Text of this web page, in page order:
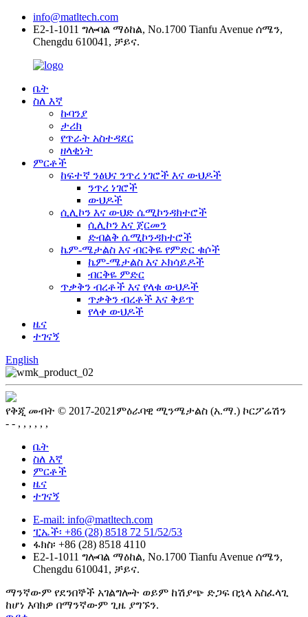
info@matltech.com
E2-1-1011 ግሎባል ማዕከል, No.1700 Tianfu Avenue ሰሜን,
Chengdu 610041, ቻይና.
ቤት
ስለ እኛ
ኩባንያ
ታሪክ
የጥራት አስተዳደር
ዘላቂነት
ምርቶች
ከፍተኛ ንፅህና ንጥረ ነገሮች እና ውህዶች
ንጥረ ነገሮች
ውህዶች
ሲሊኮን እና ውህድ ሴሚኮንዳክተሮች
ሲሊኮን እና ጀርመን
ድብልቅ ሴሚኮንዳክተሮች
ኬም-ሜታልስ እና ብርቅዬ የምድር ቁሶች
ኬም-ሜታልስ እና ኦክሳይዶች
ብርቅዬ ምድር
ጥቃቅን ብረቶች እና የላቁ ውህዶች
ጥቃቅን ብረቶች እና ቅይጥ
የላቀ ውህዶች
ዜና
ተገናኝ
English
የቅጂ መብት © 2017-2021ምዕራባዊ ሚንሜታልስ (አ.ማ.) ኮርፖሬሽን
- - , , , , , ,
ቤት
ስለ እኛ
ምርቶች
ዜና
ተገናኝ
E-mail: info@matltech.com
ፒኤች፡ +86 (28) 8518 72 51/52/53
ፋክስ፡ +86 (28) 8518 4110
E2-1-1011 ግሎባል ማዕከል, No.1700 Tianfu Avenue ሰሜን,
Chengdu 610041, ቻይና.
ማንኛውም የደንበኞች አገልግሎት ወይም ከሽያጭ ድጋፍ በኋላ አስፈላጊ
ከሆነ እባክዎ በማንኛውም ጊዜ ያግኙን.